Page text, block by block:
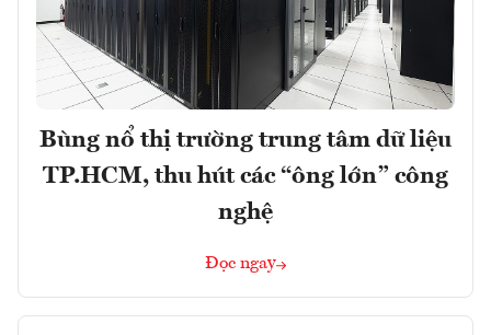
Bùng nổ thị trường trung tâm dữ liệu
TP.HCM, thu hút các “ông lớn” công
nghệ
Đọc ngay